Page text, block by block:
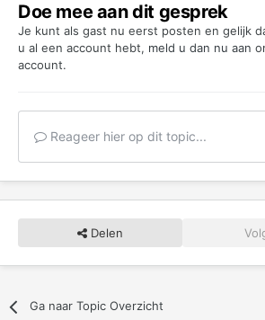
Doe mee aan dit gesprek
Je kunt als gast nu eerst posten en gelijk
u al een account hebt, meld u dan nu aan
account.
Reageer hier op dit topic...
Delen
Ga naar Topic Overzicht